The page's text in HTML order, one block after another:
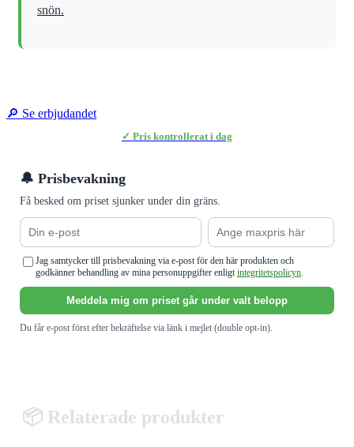
snön.
🔎 Se erbjudandet
✓ Pris kontrollerat i dag
🔔 Prisbevakning
Få besked om priset sjunker under din gräns.
Jag samtycker till prisbevakning via e-post för den här produkten och
godkänner behandling av mina personuppgifter enligtintegritetspolicyn.
Meddela mig om priset går under valt belopp
Du får e-post först efter bekräftelse via länk i mejlet (double opt-in).
📦 Relaterade produkter